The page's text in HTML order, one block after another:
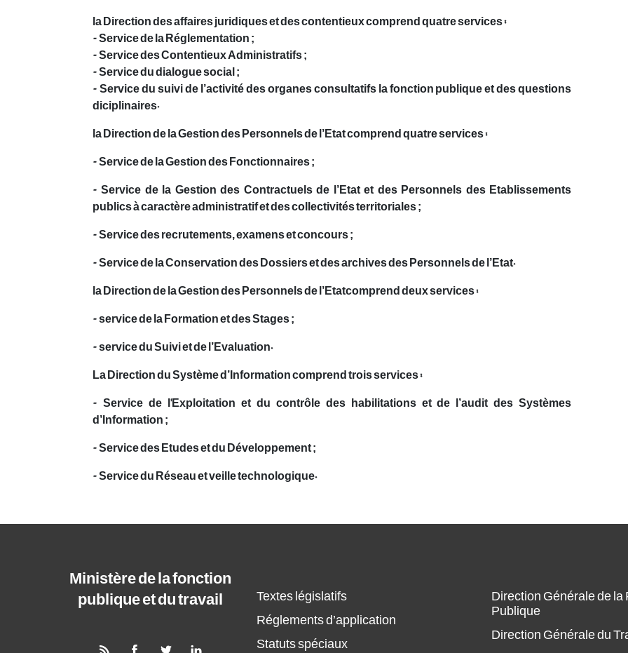
la Direction des affaires juridiques et des contentieux comprend quatre services :
- Service de la Réglementation ;
- Service des Contentieux Administratifs ;
- Service du dialogue social ;
- Service du suivi de l’activité des organes consultatifs la fonction publique et des questions
diciplinaires.
la Direction de la Gestion des Personnels de l’Etat comprend quatre services :
- Service de la Gestion des Fonctionnaires ;
- Service de la Gestion des Contractuels de l’Etat et des Personnels des Etablissements
publics à caractère administratif et des collectivités territoriales ;
- Service des recrutements, examens et concours ;
- Service de la Conservation des Dossiers et des archives des Personnels de l’Etat.
la Direction de la Gestion des Personnels de l’Etatcomprend deux services :
- service de la Formation et des Stages ;
- service du Suivi et de l’Evaluation.
La Direction du Système d’Information comprend trois services :
- Service de l'Exploitation et du contrôle des habilitations et de l’audit des Systèmes
d’Information ;
- Service des Etudes et du Développement ;
- Service du Réseau et veille technologique.
Ministère de la fonction
publique et du travail
Textes législatifs
Réglements d’application
Statuts spéciaux
Direction Générale de la
Publique
Direction Générale du